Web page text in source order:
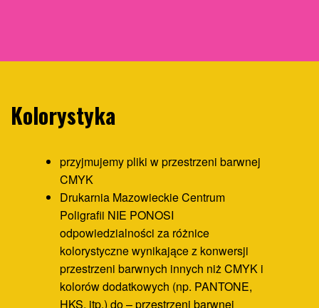
Kolorystyka
przyjmujemy pliki w przestrzeni barwnej
CMYK
Drukarnia Mazowieckie Centrum
Poligrafii NIE PONOSI
odpowiedzialności za różnice
kolorystyczne wynikające z konwersji
przestrzeni barwnych innych niż CMYK i
kolorów dodatkowych (np. PANTONE,
HKS, itp.) do – przestrzeni barwnej